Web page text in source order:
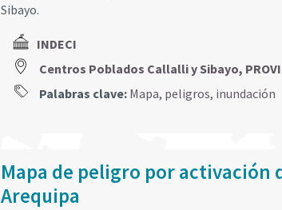
Sibayo.
INDECI
Centros Poblados Callalli y Sibayo,
Palabras clave: Mapa, peligros, inundación
Mapa de peligro por activación
Arequipa